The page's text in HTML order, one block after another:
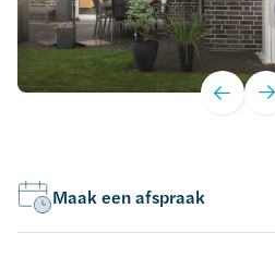
Maak een afspraak